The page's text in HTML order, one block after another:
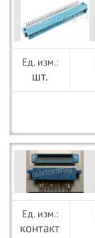
шт.
контакт